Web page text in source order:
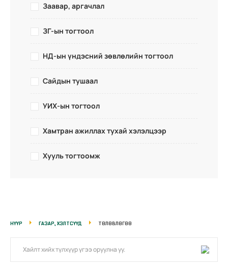
Заавар, аргачлал
ЗГ-ын тогтоол
НД-ын үндэсний зөвлөлийн тогтоол
Сайдын тушаал
УИХ-ын тогтоол
Хамтран ажиллах тухай хэлэлцээр
Хууль тогтоомж
НҮҮР ГАЗАР, ХЭЛТСҮҮД ТӨЛӨВЛӨГӨӨ